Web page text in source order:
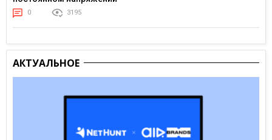
0 3195
АКТУАЛЬНОЕ